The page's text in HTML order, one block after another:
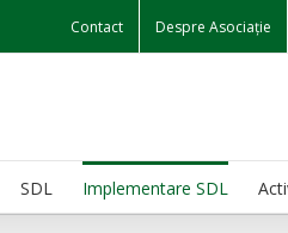
Contact Despre Asociație
SDL Implementare SDL